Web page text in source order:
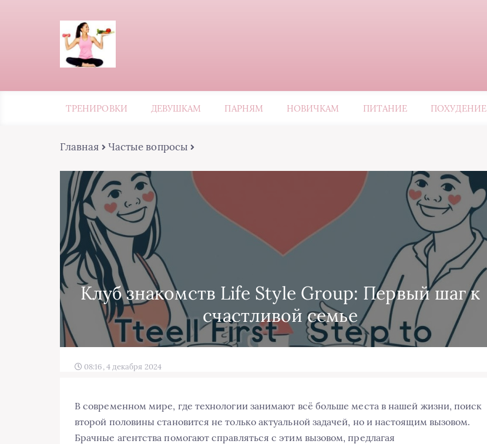
ТРЕНИРОВКИ ДЕВУШКАМ ПАРНЯМ НОВИЧКАМ ПИТАНИЕ ПОХУДЕНИЕ
Главная Частые вопросы
Клуб знакомств Life Style Group: Первый шаг к
счастливой семье
08:16, 4 декабря 2024
В современном мире, где технологии занимают всё больше места в нашей жизни, поиск
второй половины становится не только актуальной задачей, но и настоящим вызовом.
Брачные агентства помогают справляться с этим вызовом, предлагая